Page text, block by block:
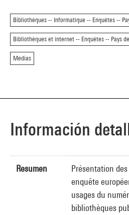
Bibliothèques -- Informatique -- Enquêtes --
Bibliothèques et internet -- Enquêtes -- Pays
Médias
Información
Resumen
Présentation
enquête
usages du
bibliothèques